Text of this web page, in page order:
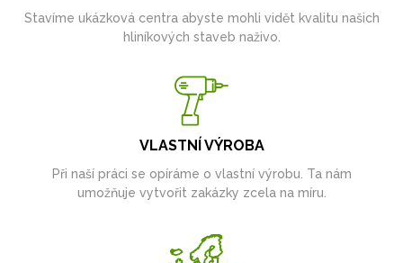
Stavíme ukázková centra abyste mohli vidět kvalitu našich
hliníkových staveb naživo.
VLASTNÍ VÝROBA
Při naší práci se opíráme o vlastní výrobu. Ta nám
umožňuje vytvořit zakázky zcela na míru.